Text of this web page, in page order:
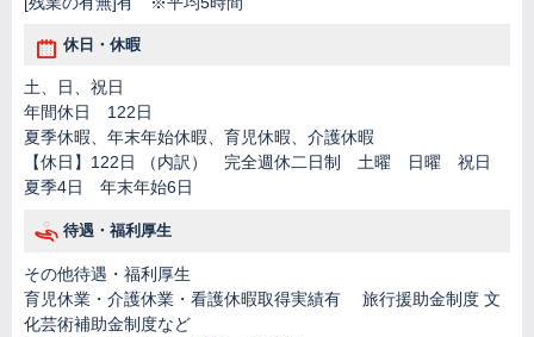
休日・休暇
土、日、祝日
年間休日 122日
夏季休暇、年末年始休暇、育児休暇、介護休暇
【休日】122日 （内訳） 完全週休二日制 土曜 日曜 祝日
夏季4日 年末年始6日
待遇・福利厚生
その他待遇・福利厚生
育児休業・介護休業・看護休暇取得実績有 旅行援助金制度 文
化芸術補助金制度など